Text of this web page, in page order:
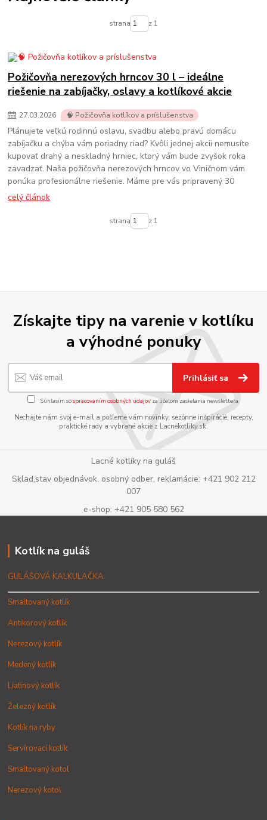
strana z 1
Požičovňa nerezových hrncov 30 l – ideálne
riešenie na zabíjačky, oslavy a kotlíkové akcie
27.03.2026 🧠 Požičovňa kotlíkov a príslušenstva
Plánujete veľkú rodinnú oslavu, svadbu alebo pravú domácu
zabíjačku a chýba vám poriadny riad? Kvôli jednej akcii nemusíte
kupovať drahý a neskladný hrniec, ktorý vám bude zvyšok roka
zavadzať. Naša požičovňa nerezových hrncov vo Viničnom vám
ponúka profesionálne riešenie. Máme pre vás pripravený 30
celý článok
strana z 1
Získajte tipy na varenie v kotlíku
a výhodné ponuky
Prihlásiť sa
Súhlasím sospracovaním osobných údajov za účelom zasielania newslettera.
Nechajte nám svoj e-mail a pošleme vám novinky, sezónne inšpirácie, recepty,
praktické rady a vybrané akcie z Lacnekotliky.sk.
Lacné kotlíky na guláš
Sklad,stav objednávok, osobný odber, reklamácie: +421 902 212
007
e-shop: +421 905 580 562
Kotlík na guláš
GULÁŠOVÁ KALKULAČKA
Smaltovaný kotlík
Antikorový kotlík
Nerezový kotlík
Medený kotlík
Liatinový kotlík
Železný kotlík
Kotlík na ryby
Servírovací kotlík
Smaltovaný kotol
Nerezový kotol